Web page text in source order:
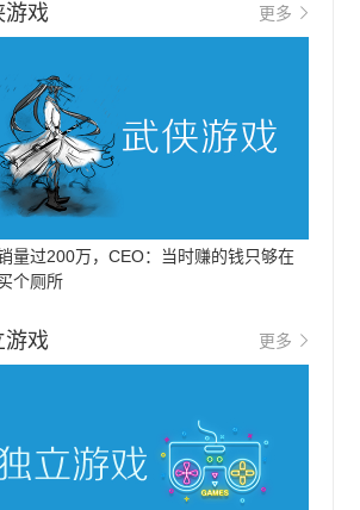
游戏 更多
量过200万，CEO：当时赚的钱只够在
个厕所
游戏 更多